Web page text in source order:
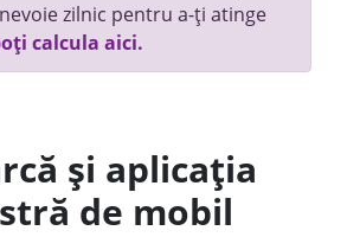
zilnic pentru a-ți atinge
calcula aici.
și aplicația
de mobil